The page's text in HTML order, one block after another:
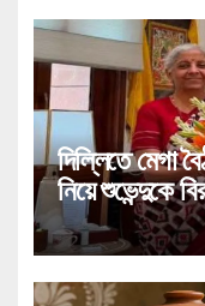
দিল্লিতে মেগা
নিয়ে শুভেন্দুকে
সীতারামণের!